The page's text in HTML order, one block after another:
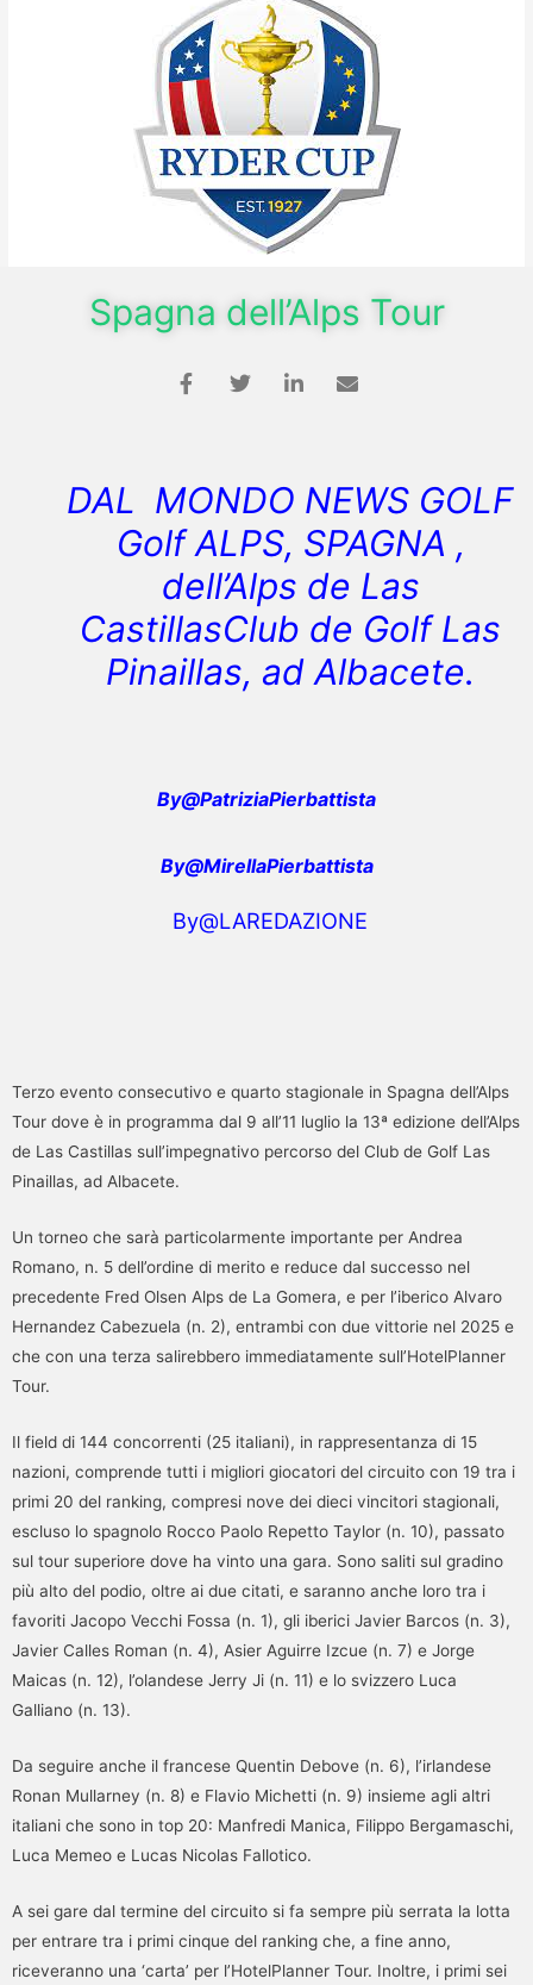
Spagna dell’Alps Tour
DAL MONDO NEWS GOLF
Golf ALPS, SPAGNA ,
dell’Alps de Las
CastillasClub de Golf Las
Pinaillas, ad Albacete.
By@PatriziaPierbattista
By@MirellaPierbattista
By@LAREDAZIONE
Terzo evento consecutivo e quarto stagionale in Spagna dell’Alps
Tour dove è in programma dal 9 all’11 luglio la 13ª edizione dell’Alps
de Las Castillas sull’impegnativo percorso del Club de Golf Las
Pinaillas, ad Albacete.
Un torneo che sarà particolarmente importante per Andrea
Romano, n. 5 dell’ordine di merito e reduce dal successo nel
precedente Fred Olsen Alps de La Gomera, e per l’iberico Alvaro
Hernandez Cabezuela (n. 2), entrambi con due vittorie nel 2025 e
che con una terza salirebbero immediatamente sull’HotelPlanner
Tour.
Il field di 144 concorrenti (25 italiani), in rappresentanza di 15
nazioni, comprende tutti i migliori giocatori del circuito con 19 tra i
primi 20 del ranking, compresi nove dei dieci vincitori stagionali,
escluso lo spagnolo Rocco Paolo Repetto Taylor (n. 10), passato
sul tour superiore dove ha vinto una gara. Sono saliti sul gradino
più alto del podio, oltre ai due citati, e saranno anche loro tra i
favoriti Jacopo Vecchi Fossa (n. 1), gli iberici Javier Barcos (n. 3),
Javier Calles Roman (n. 4), Asier Aguirre Izcue (n. 7) e Jorge
Maicas (n. 12), l’olandese Jerry Ji (n. 11) e lo svizzero Luca
Galliano (n. 13).
Da seguire anche il francese Quentin Debove (n. 6), l’irlandese
Ronan Mullarney (n. 8) e Flavio Michetti (n. 9) insieme agli altri
italiani che sono in top 20: Manfredi Manica, Filippo Bergamaschi,
Luca Memeo e Lucas Nicolas Fallotico.
A sei gare dal termine del circuito si fa sempre più serrata la lotta
per entrare tra i primi cinque del ranking che, a fine anno,
riceveranno una ‘carta’ per l’HotelPlanner Tour. Inoltre, i primi sei